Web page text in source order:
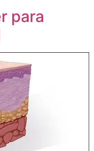
para